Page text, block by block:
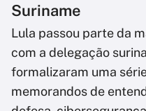
Suriname
Lula passou parte da
com a delegação
formalizaram uma
memorandos de